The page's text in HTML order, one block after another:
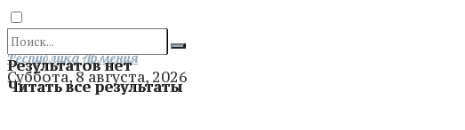
Результатов нет
Читать все результаты
Отправить
Республика Армения
Суббота, 8 августа, 2026